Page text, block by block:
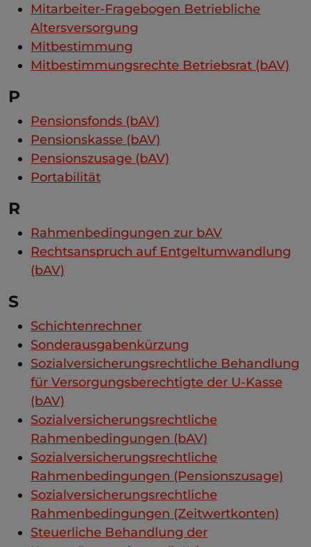
Mitarbeiter-Fragebogen Betriebliche
Altersversorgung
Mitbestimmung
Mitbestimmungsrechte Betriebsrat (bAV)
P
Pensionsfonds (bAV)
Pensionskasse (bAV)
Pensionszusage (bAV)
Portabilität
R
Rahmenbedingungen zur bAV
Rechtsanspruch auf Entgeltumwandlung
(bAV)
S
Schichtenrechner
Sonderausgabenkürzung
Sozialversicherungsrechtliche Behandlung
für Versorgungsberechtigte der U-Kasse
(bAV)
Sozialversicherungsrechtliche
Rahmenbedingungen (bAV)
Sozialversicherungsrechtliche
Rahmenbedingungen (Pensionszusage)
Sozialversicherungsrechtliche
Rahmenbedingungen (Zeitwertkonten)
Steuerliche Behandlung der